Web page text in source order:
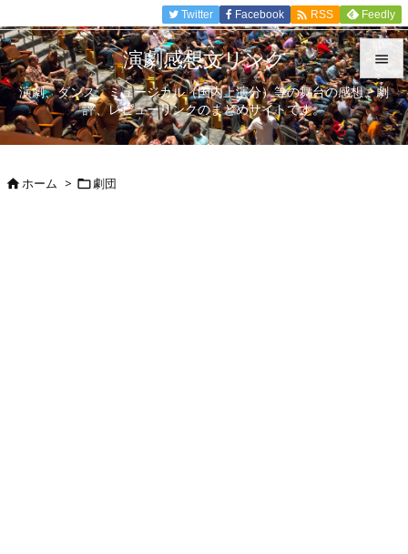


メニュ

Twitter Facebook  RSS Feedly
演劇感想文リンク
演劇、ダンス、ミュージカル（国内上演分）等の舞台の感想、劇
評、レビューリンクのまとめサイトです。
ホーム > 劇団